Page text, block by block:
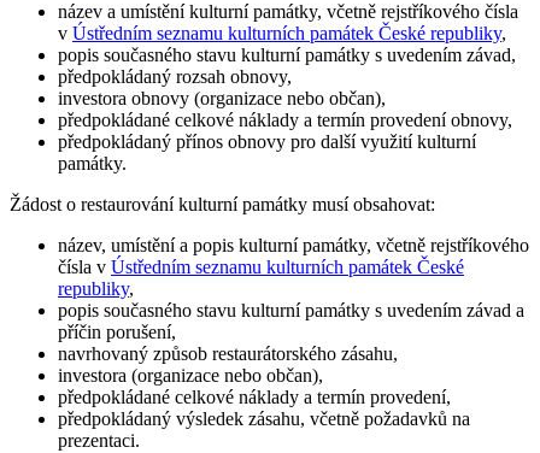
název a umístění kulturní památky, včetně rejstříkového čísla
v Ústředním seznamu kulturních památek České republiky,
popis současného stavu kulturní památky s uvedením závad,
předpokládaný rozsah obnovy,
investora obnovy (organizace nebo občan),
předpokládané celkové náklady a termín provedení obnovy,
předpokládaný přínos obnovy pro další využití kulturní
památky.
Žádost o restaurování kulturní památky musí obsahovat:
název, umístění a popis kulturní památky, včetně rejstříkového
čísla v Ústředním seznamu kulturních památek České
republiky,
popis současného stavu kulturní památky s uvedením závad a
příčin porušení,
navrhovaný způsob restaurátorského zásahu,
investora (organizace nebo občan),
předpokládané celkové náklady a termín provedení,
předpokládaný výsledek zásahu, včetně požadavků na
prezentaci.